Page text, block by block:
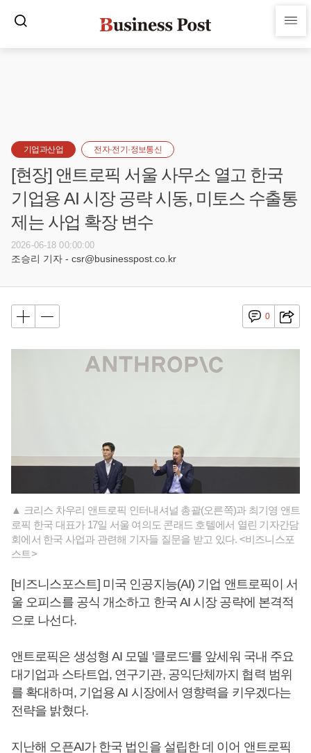
기업과산업 전자·전기·정보통신
[현장] 앤트로픽 서울 사무소 열고 한국
기업용 AI 시장 공략 시동, 미토스 수출통
제는 사업 확장 변수
2026-06-18 00:00:00
조승리 기자 - csr@businesspost.co.kr
0
▲ 크리스 차우리 앤트로픽 인터내셔널 총괄(오른쪽)과 최기영 앤트
로픽 한국 대표가 17일 서울 여의도 콘래드 호텔에서 열린 기자간담
회에서 한국 사업과 관련해 기자들 질문을 받고 있다. <비즈니스포
스트>
[비즈니스포스트] 미국 인공지능(AI) 기업 앤트로픽이 서
울 오피스를 공식 개소하고 한국 AI 시장 공략에 본격적
으로 나선다.
앤트로픽은 생성형 AI 모델 '클로드'를 앞세워 국내 주요
대기업과 스타트업, 연구기관, 공익단체까지 협력 범위
를 확대하며, 기업용 AI 시장에서 영향력을 키우겠다는
전략을 밝혔다.
지난해 오픈AI가 한국 법인을 설립한 데 이어 앤트로픽